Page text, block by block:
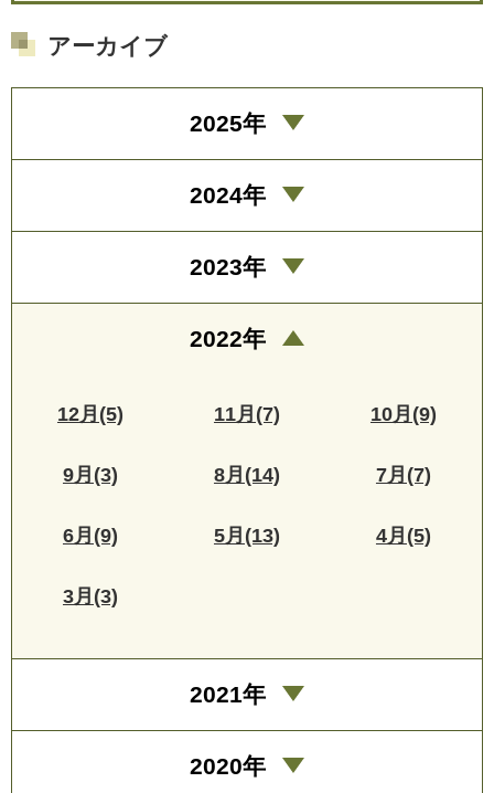
アーカイブ
2025年
2024年
2023年
2022年
12月(5) 11月(7) 10月(9)
9月(3) 8月(14) 7月(7)
6月(9) 5月(13) 4月(5)
3月(3)
2021年
2020年